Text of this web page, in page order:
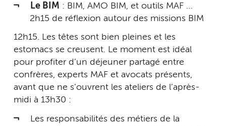
Le BIM : BIM, AMO BIM, et outils MAF …
2h15 de réflexion autour des missions BIM
12h15. Les têtes sont bien pleines et les
estomacs se creusent. Le moment est idéal
pour profiter d’un déjeuner partagé entre
confrères, experts MAF et avocats présents,
avant que ne s’ouvrent les ateliers de l’après-
midi à 13h30 :
Les responsabilités des métiers de la